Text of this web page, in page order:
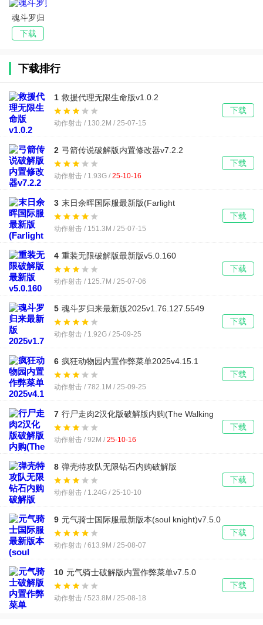
魂斗罗归
来最新版
2025
下载
下载排行
1 救援代理无限生命版v1.0.2
动作射击 / 130.2M / 25-07-15
下载
2 弓箭传说破解版内置修改器v7.2.2
动作射击 / 1.93G / 25-10-16
下载
3 末日余晖国际服最新版(Farlight
84)v2.4.2.4.906532
动作射击 / 151.3M / 25-07-15
下载
4 重装无限破解版最新版v5.0.160
动作射击 / 125.7M / 25-07-06
下载
5 魂斗罗归来最新版2025v1.76.127.5549
动作射击 / 1.92G / 25-09-25
下载
6 疯狂动物园内置作弊菜单2025v4.15.1
动作射击 / 782.1M / 25-09-25
下载
7 行尸走肉2汉化版破解版内购(The Walking
Zombie 2)v3.44.0
动作射击 / 92M / 25-10-16
下载
8 弹壳特攻队无限钻石内购破解版
(Survivor.io)v4.2.1
动作射击 / 1.24G / 25-10-10
下载
9 元气骑士国际服最新版本(soul knight)v7.5.0
动作射击 / 613.9M / 25-08-07
下载
10 元气骑士破解版内置作弊菜单v7.5.0
动作射击 / 523.8M / 25-08-18
下载